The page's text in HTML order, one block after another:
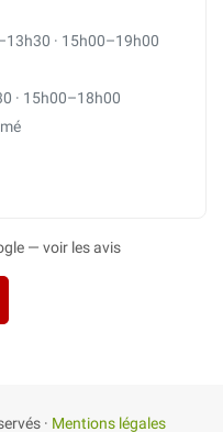
· 15h00–19h00
· 15h00–18h00
— voir les avis
· Mentions légales